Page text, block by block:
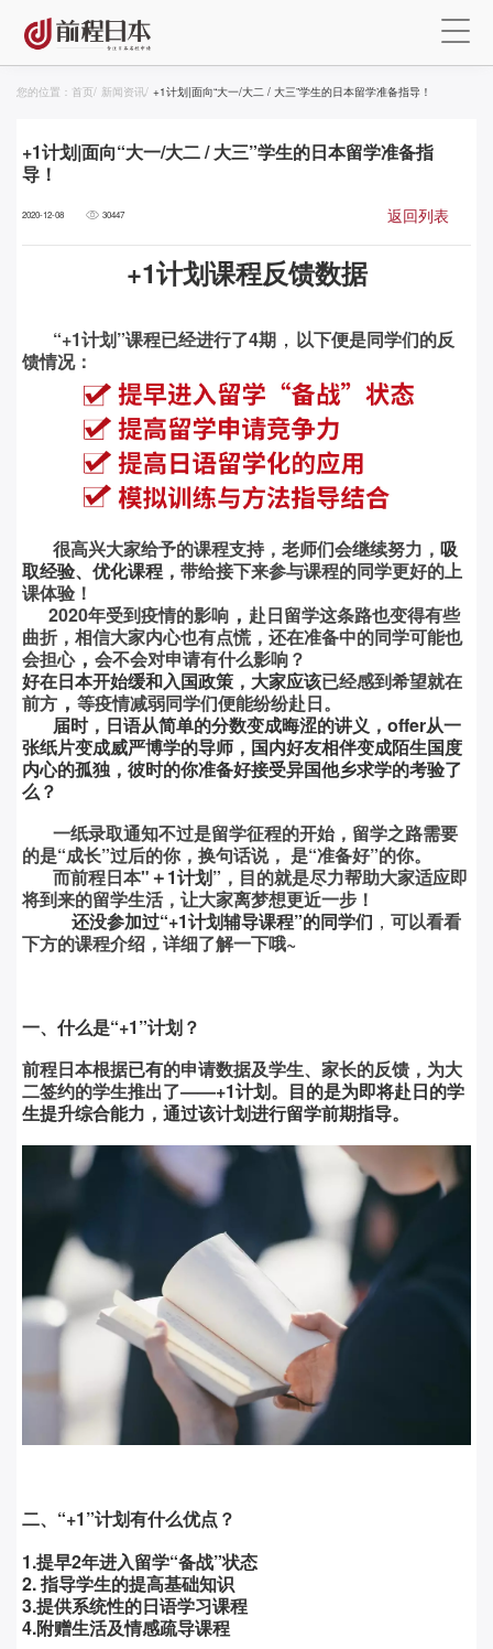
您的位置： 首页/ 新闻资讯/ +1计划|面向“大一/大二 / 大三”学生的日本留学准备指导！
+1计划|面向“大一/大二 / 大三”学生的日本留学准备指
导！
2020-12-08 30447 返回列表
+1计划课程反馈数据
“+1计划”课程已经进行了4期 ， 以下便是同学们的反
馈情况：
很高兴大家给予的课程支持， 老师们会继续努力， 吸
取经验、优化课程， 带给接下来参与课程的同学更好的上
课体验！
2020年受到疫情的影响 ， 赴日留学这条路也变得有些
曲折， 相信大家内心也有点慌， 还在准备中的同学可能也
会担心， 会不会对申请有什么影响？
好在日本开始缓和入国政策，大家应该已经感到希望就在
前方 ， 等疫情减弱同学们便能纷纷赴日。
届时，日语从简单的分数变成晦涩的讲义，offer从一
张纸片变成威严博学的导师，国内好友相伴变成陌生国度
内心的孤独，彼时的你准备好接受异国他乡求学的考验了
么？
一纸录取通知不过是留学征程的开始，留学之路需要
的是“成长”过后的你，换句话说， 是“准备好”的你。
而前程日本" ＋1计划”，目的就是尽力帮助大家适应即
将到来的留学生活，让大家离梦想更近一步！
还没参加过“+1计划辅导课程”的同学们 ， 可以看看
下方的课程介绍，详细了解一下哦~
一、 什么是“+1”计划？
前程日本根据已有的申请数据及学生、家长的反馈，为大
二签约的学生推出了——+1计划。 目的是为即将赴日的学
生提升综合能力，通过该计划进行留学前期指导。
二、 “+1”计划有什么优点？
1.提早2年进入留学“备战”状态
2.指导学生的提高基础知识
3.提供系统性的日语学习课程
4.附赠生活及情感疏导课程